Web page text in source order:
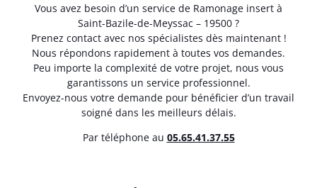
Vous avez besoin d’un service de Ramonage insert à
Saint-Bazile-de-Meyssac – 19500 ?
Prenez contact avec nos spécialistes dès maintenant !
Nous répondons rapidement à toutes vos demandes.
Peu importe la complexité de votre projet, nous vous
garantissons un service professionnel.
Envoyez-nous votre demande pour bénéficier d’un travail
soigné dans les meilleurs délais.
Par téléphone au 05.65.41.37.55